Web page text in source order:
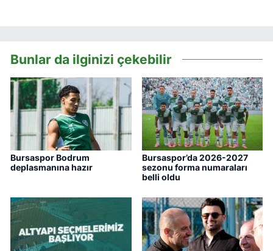
Bunlar da ilginizi çekebilir
Bursaspor Bodrum
deplasmanına hazır
Bursaspor’da 2026-2027
sezonu forma numaraları
belli oldu